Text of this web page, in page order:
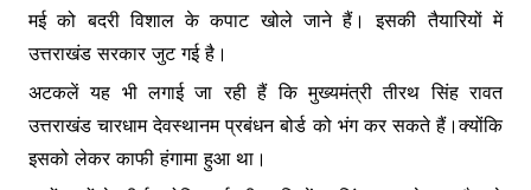
मई को बदरी विशाल के कपाट खोले जाने हैं। इसकी तैयारियों में
उत्तराखंड सरकार जुट गई है।
अटकलें यह भी लगाई जा रही हैं कि मुख्यमंत्री तीरथ सिंह रावत
उत्तराखंड चारधाम देवस्थानम प्रबंधन बोर्ड को भंग कर सकते हैं।क्योंकि
इसको लेकर काफी हंगामा हुआ था।